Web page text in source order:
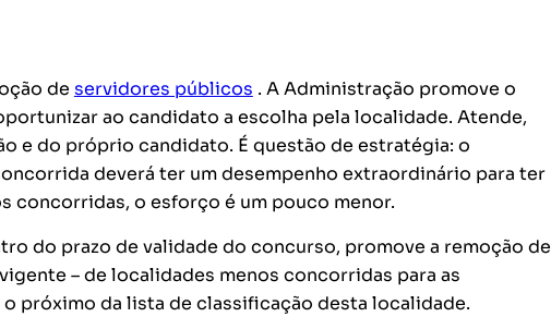
de servidores públicos . A Administração promove o
ao candidato a escolha pela localidade. Atende,
e do próprio candidato. É questão de estratégia: o
deverá ter um desempenho extraordinário para ter
concorridas, o esforço é um pouco menor.
do prazo de validade do concurso, promove a remoção de
– de localidades menos concorridas para as
próximo da lista de classificação desta localidade.